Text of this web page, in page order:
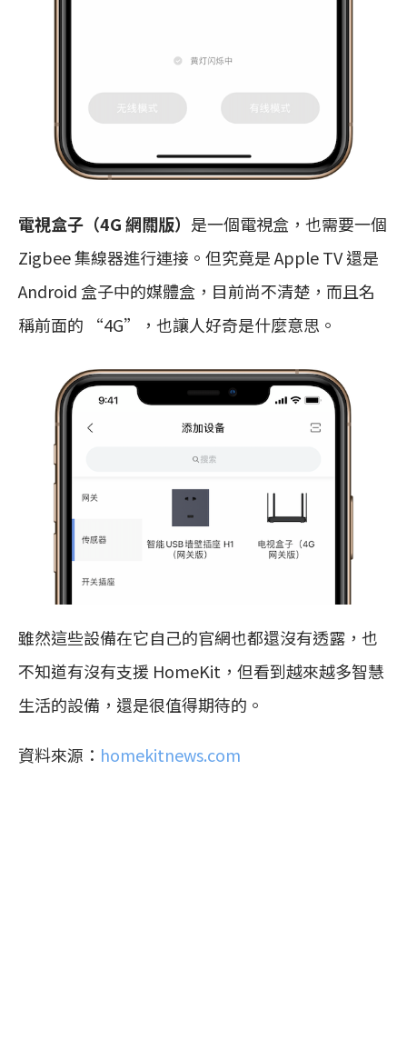
電視盒子（4G 網關版） 是一個電視盒，也需要一個
Zigbee 集線器進行連接。但究竟是 Apple TV 還是
Android 盒子中的媒體盒，目前尚不清楚，而且名
稱前面的 “4G”，也讓人好奇是什麼意思。
雖然這些設備在它自己的官網也都還沒有透露，也
不知道有沒有支援 HomeKit，但看到越來越多智慧
生活的設備，還是很值得期待的。
資料來源： homekitnews.com